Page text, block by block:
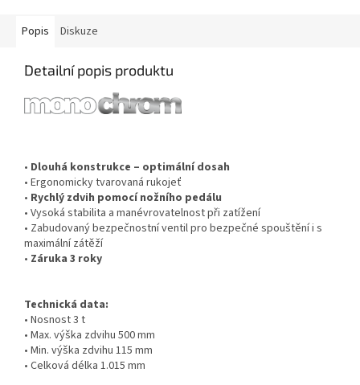
Popis Diskuze
Detailní popis produktu
• Dlouhá konstrukce – optimální dosah
• Ergonomicky tvarovaná rukojeť
• Rychlý zdvih pomocí nožního pedálu
• Vysoká stabilita a manévrovatelnost při zatížení
• Zabudovaný bezpečnostní ventil pro bezpečné spouštění i s
maximální zátěží
• Záruka 3 roky
Technická data:
• Nosnost 3 t
• Max. výška zdvihu 500 mm
• Min. výška zdvihu 115 mm
• Celková délka 1.015 mm